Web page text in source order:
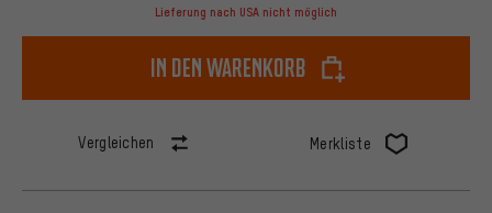
Lieferung nach USA nicht möglich
In den Warenkorb
Vergleichen Merkliste